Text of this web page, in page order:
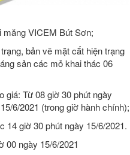
VICEM Bút Sơn;
bản vẽ mặt cắt hiện trạng
sản các mỏ khai thác 06
giá: Từ 08 giờ 30 phút ngày
6/2021 (trong giờ hành chính);
14 giờ 30 phút ngày 15/6/2021.
00 ngày 15/6/2021